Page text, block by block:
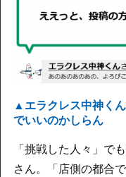
▲エラクレス中神く
でいいのかしらん
「挑戦した人々」で
さん。「店側の都合